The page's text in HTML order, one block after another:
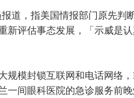
道，指美国情报部门原先判
新评估事态发展，「示威是
规模封锁互联网和电话网络
一间眼科医院的急诊服务前